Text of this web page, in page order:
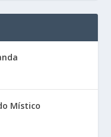
Místico